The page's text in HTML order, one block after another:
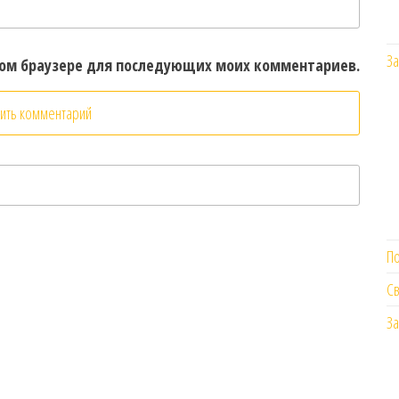
браузере для последующих моих комментариев.